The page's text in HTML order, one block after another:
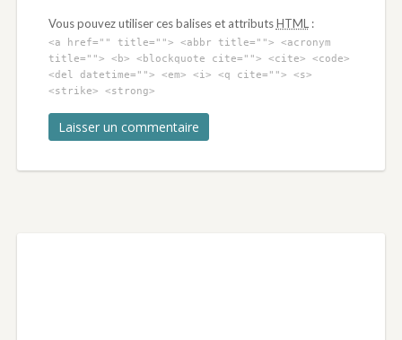
Vous pouvez utiliser ces balises et attributsHTML :
<a href="" title=""> <abbr title=""> <acronym
title=""> <b> <blockquote cite=""> <cite> <code>
<del datetime=""> <em> <i> <q cite=""> <s>
<strike> <strong>